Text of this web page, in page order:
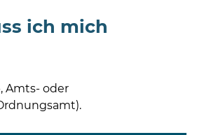
ich mich
Amts- oder